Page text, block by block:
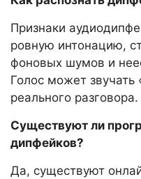
Признаки
ровную интонацию,
фоновых шумов и
Голос может
реального разговора.
Существуют ли
дипфейков?
Да, существуют